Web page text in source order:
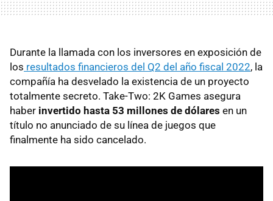
Durante la llamada con los inversores en exposición de
los resultados financieros del Q2 del año fiscal 2022, la
compañía ha desvelado la existencia de un proyecto
totalmente secreto. Take-Two: 2K Games asegura
haber invertido hasta 53 millones de dólares en un
título no anunciado de su línea de juegos que
finalmente ha sido cancelado.